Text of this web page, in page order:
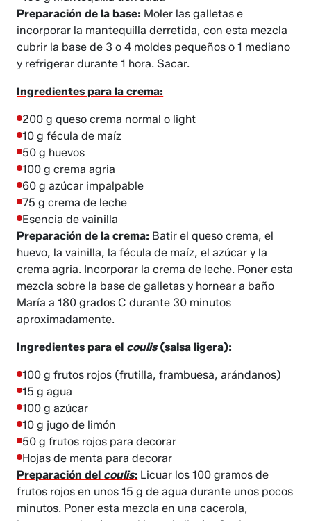
Preparación de la base: Moler las galletas e
incorporar la mantequilla derretida, con esta mezcla
cubrir la base de 3 o 4 moldes pequeños o 1 mediano
y refrigerar durante 1 hora. Sacar.
Ingredientes para la crema:
200 g queso crema normal o light
10 g fécula de maíz
50 g huevos
100 g crema agria
60 g azúcar impalpable
75 g crema de leche
Esencia de vainilla
Preparación de la crema: Batir el queso crema, el
huevo, la vainilla, la fécula de maíz, el azúcar y la
crema agria. Incorporar la crema de leche. Poner esta
mezcla sobre la base de galletas y hornear a baño
María a 180 grados C durante 30 minutos
aproximadamente.
Ingredientes para el coulis(salsa ligera):
100 g frutos rojos (frutilla, frambuesa, arándanos)
15 g agua
100 g azúcar
10 g jugo de limón
50 g frutos rojos para decorar
Hojas de menta para decorar
Preparación del coulis: Licuar los 100 gramos de
frutos rojos en unos 15 g de agua durante unos pocos
minutos. Poner esta mezcla en una cacerola,